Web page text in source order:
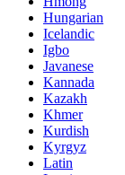
Hungarian
Icelandic
Igbo
Javanese
Kannada
Kazakh
Khmer
Kurdish
Kyrgyz
Latin